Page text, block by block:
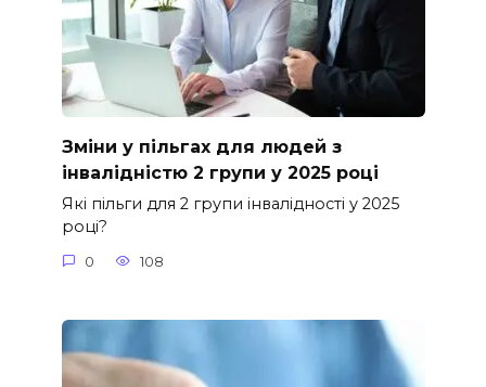
Зміни у пільгах для людей з
інвалідністю 2 групи у 2025 році
Які пільги для 2 групи інвалідності у 2025
році?
0 108